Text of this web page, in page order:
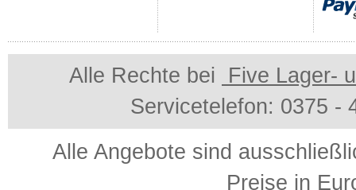
Alle Rechte bei
Five Lager-
Servicetelefon: 0375 -
Alle Angebote sind
Preise in